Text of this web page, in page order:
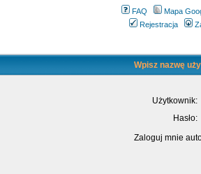
FAQ
Mapa
Rejestracja
Wpisz nazwę
Użytkownik:
Hasło:
Zaloguj mnie